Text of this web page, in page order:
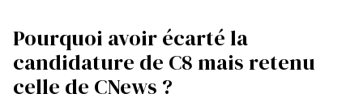
Pourquoi avoir écarté la
candidature de C8 mais retenu
celle de CNews ?